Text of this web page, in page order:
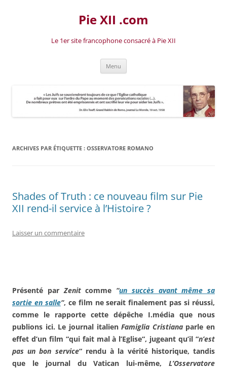
Pie XII .com
Le 1er site francophone consacré à Pie XII
Menu
ARCHIVES PAR ÉTIQUETTE : OSSERVATORE ROMANO
Shades of Truth : ce nouveau film sur Pie
XII rend-il service à l’Histoire ?
Laisser un commentaire
Présenté parZenitcomme “un succès avant même sa
sortie en salle“, ce film ne serait finalement pas si réussi,
comme le rapporte cette dépêche I.média que nous
publions ici. Le journal italienFamiglia Cristianaparle en
effet d’un film “qui fait mal à l’Eglise“, jugeant qu’il “n’est
pas un bon service“ rendu à la vérité historique, tandis
que le journal du Vatican lui-même, L’Osservatore